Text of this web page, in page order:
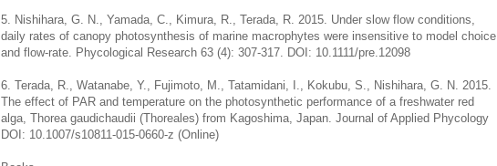
5. Nishihara, G. N., Yamada, C., Kimura, R., Terada, R. 2015. Under slow flow conditions,
daily rates of canopy photosynthesis of marine macrophytes were insensitive to model choice
and flow-rate. Phycological Research 63 (4): 307-317. DOI: 10.1111/pre.12098
6. Terada, R., Watanabe, Y., Fujimoto, M., Tatamidani, I., Kokubu, S., Nishihara, G. N. 2015.
The effect of PAR and temperature on the photosynthetic performance of a freshwater red
alga, Thorea gaudichaudii (Thoreales) from Kagoshima, Japan. Journal of Applied Phycology
DOI: 10.1007/s10811-015-0660-z (Online)